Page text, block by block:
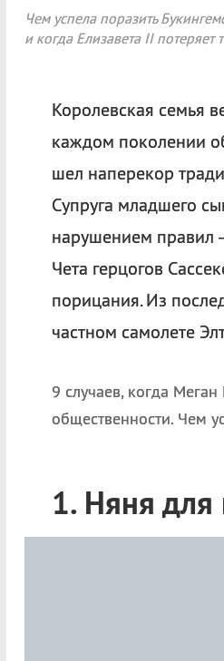
Чем успела поразить
и когда Елизавета II потеряет
Королевская семья
каждом поколении
шел наперекор
Супруга младшего
нарушением правил
Чета герцогов
порицания. Из
частном самолете
9 случаев, когда
общественности. Чем
1. Няня